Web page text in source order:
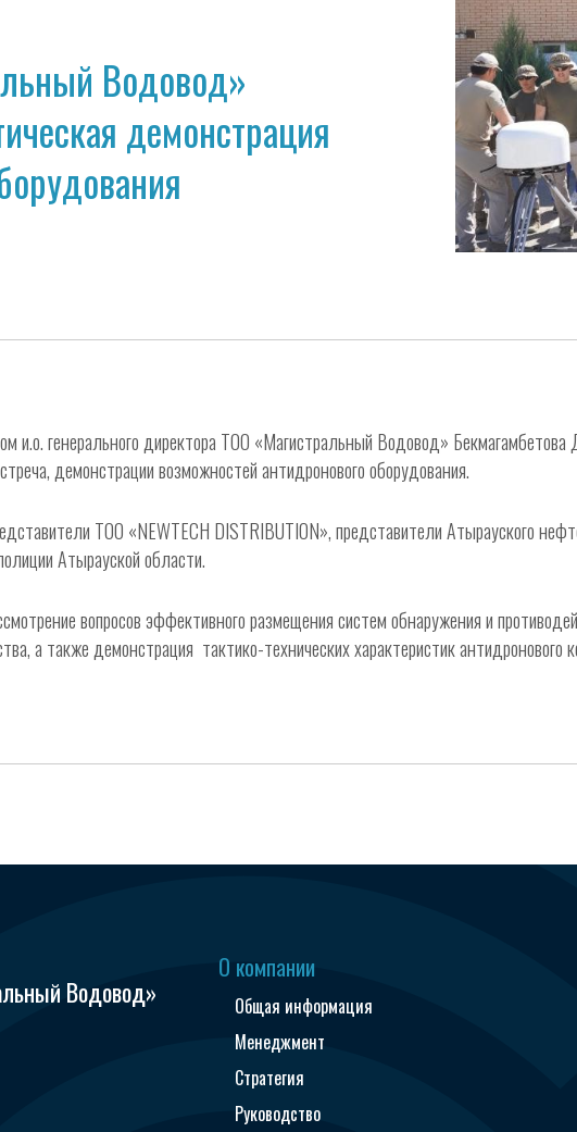
Водовод»
демонстрация
и.о. генерального директора ТОО «Магистральный Водовод»
демонстрации возможностей антидронового оборудования.
ТОО «NEWTECH DISTRIBUTION», представители Атырауского
Атырауской области.
вопросов эффективного размещения систем обнаружения и
а также демонстрация тактико-технических характеристик антидронового
Водовод»
О компании
Общая информация
Менеджмент
Стратегия
Руководство